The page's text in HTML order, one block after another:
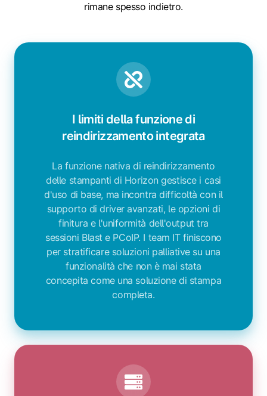
rimane spesso indietro.
I limiti della funzione di
reindirizzamento integrata
La funzione nativa di reindirizzamento
delle stampanti di Horizon gestisce i casi
d'uso di base, ma incontra difficoltà con il
supporto di driver avanzati, le opzioni di
finitura e l'uniformità dell'output tra
sessioni Blast e PCoIP. I team IT finiscono
per stratificare soluzioni palliative su una
funzionalità che non è mai stata
concepita come una soluzione di stampa
completa.